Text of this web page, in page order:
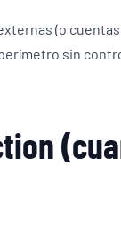
(o
sin